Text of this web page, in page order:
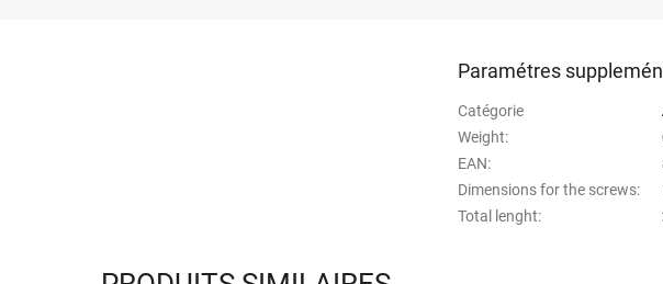
Paramétres
Catégorie
Weight:
EAN:
Dimensions for the screws:
Total lenght: